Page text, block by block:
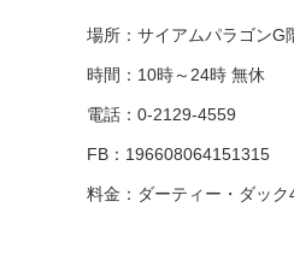
場所：サイアムパラゴンG
時間：10時～24時 無休
電話：0-2129-4559
FB：196608064151315
料金：ダーティー・ダッ